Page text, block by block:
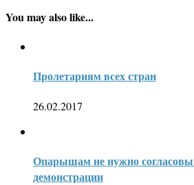
You may also like...
Пролетариям всех стран
26.02.2017
Опарышам не нужно
демонстрации